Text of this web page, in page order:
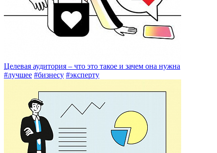
Целевая аудитория – что это такое и зачем она нужна
#лучшее #бизнесу #эксперту